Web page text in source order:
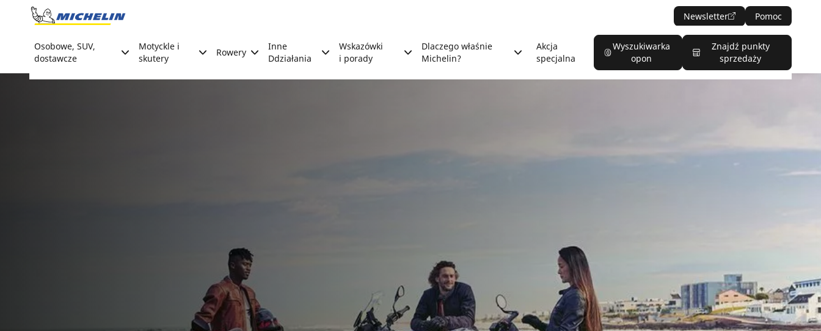
Go to page content
Newsletter Pomoc
Osobowe, SUV,
dostawcze
Motyckle i
skutery
Rowery
Inne
Ddziałania
Wskazówki
i porady
Dlaczego właśnie
Michelin?
Akcja
specjalna
Wyszukiwarka
opon
Znajdź punkty
sprzedaży